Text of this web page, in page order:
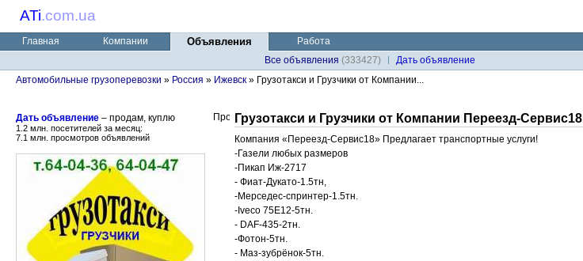
ATi.com.ua
Главная Компании Объявления
Работа
Все объявления (333427)
Дaть объявление
Автомобильные грузоперевозки » Россия » Ижевск » Грузотакси и Грузчики от Компании...
Дать объявление – продам, куплю
1.2 млн. посетителей за месяц:
7.1 млн. просмотров объявлений
Грузотакси и Грузчики от Компании Переезд-Сервис18
Компания «Переезд-Сервис18» Предлагает транспортные услуги!
-Газели любых размеров
-Пикап Иж-2717
- Фиат-Дукато-1.5тн,
-Мерседес-спринтер-1.5тн.
-Iveco 75E12-5тн.
- DAF-435-2тн.
-Фотон-5тн.
- Маз-зубрёнок-5тн.